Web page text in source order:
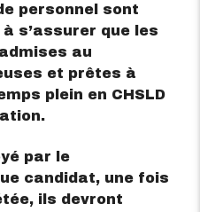
personnel sont
s’assurer que les
au
et prêtes à
plein en CHSLD
par le
candidat, une fois
ils devront